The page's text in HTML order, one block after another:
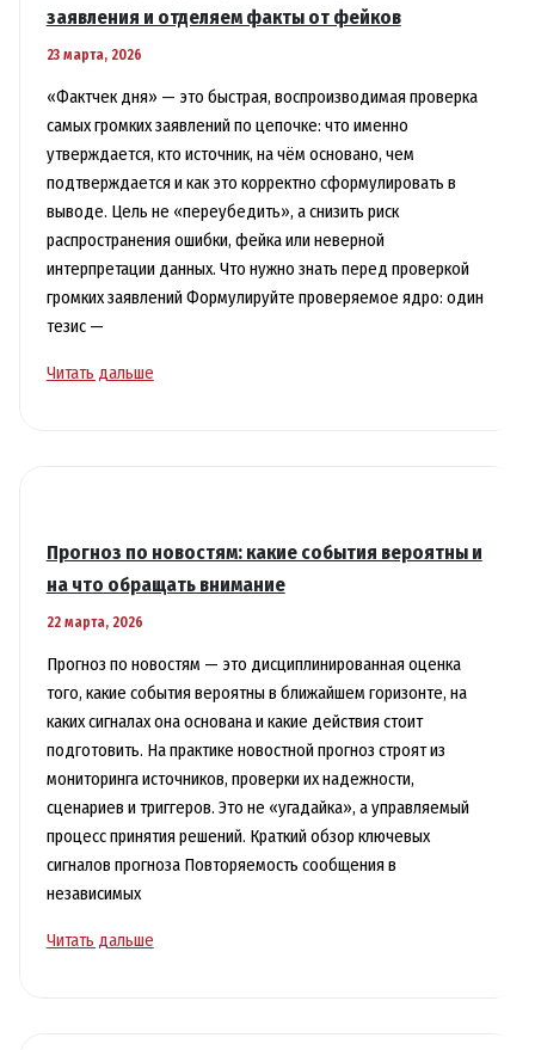
для
людей
и
экономики
заявления и отделяем факты от фейков
23 марта, 2026
«Фактчек дня» — это быстрая, воспроизводимая проверка
самых громких заявлений по цепочке: что именно
утверждается, кто источник, на чём основано, чем
подтверждается и как это корректно сформулировать в
выводе. Цель не «переубедить», а снизить риск
распространения ошибки, фейка или неверной
интерпретации данных. Что нужно знать перед проверкой
громких заявлений Формулируйте проверяемое ядро: один
тезис —
Фактчек
и
факты
от
фейков
Читать дальше
Прогноз по новостям: какие события вероятны и
на что обращать внимание
22 марта, 2026
Прогноз по новостям — это дисциплинированная оценка
того, какие события вероятны в ближайшем горизонте, на
каких сигналах она основана и какие действия стоит
подготовить. На практике новостной прогноз строят из
мониторинга источников, проверки их надежности,
сценариев и триггеров. Это не «угадайка», а управляемый
процесс принятия решений. Краткий обзор ключевых
сигналов прогноза Повторяемость сообщения в
независимых
Прогноз
Читать дальше